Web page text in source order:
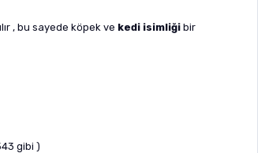
, bu sayede köpek ve kedi isimliği bir
gibi )